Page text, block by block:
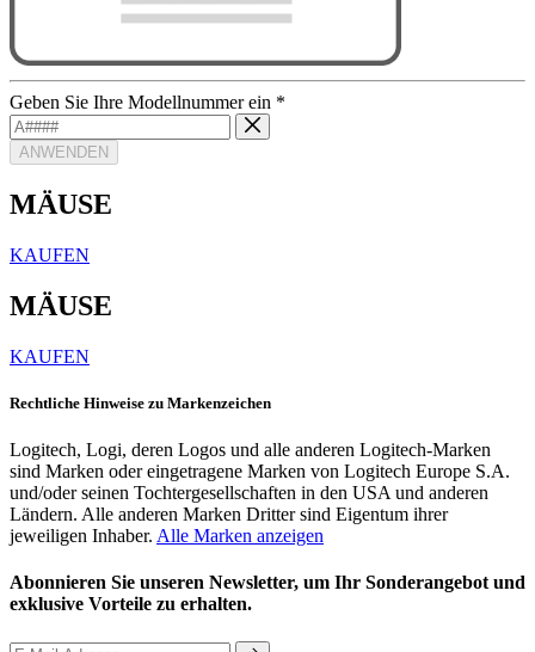
Geben Sie Ihre Modellnummer ein *
ANWENDEN
MÄUSE
KAUFEN
MÄUSE
KAUFEN
Rechtliche Hinweise zu Markenzeichen
Logitech, Logi, deren Logos und alle anderen Logitech-Marken
sind Marken oder eingetragene Marken von Logitech Europe S.A.
und/oder seinen Tochtergesellschaften in den USA und anderen
Ländern. Alle anderen Marken Dritter sind Eigentum ihrer
jeweiligen Inhaber. Alle Marken anzeigen
Abonnieren Sie unseren Newsletter, um Ihr Sonderangebot und
exklusive Vorteile zu erhalten.